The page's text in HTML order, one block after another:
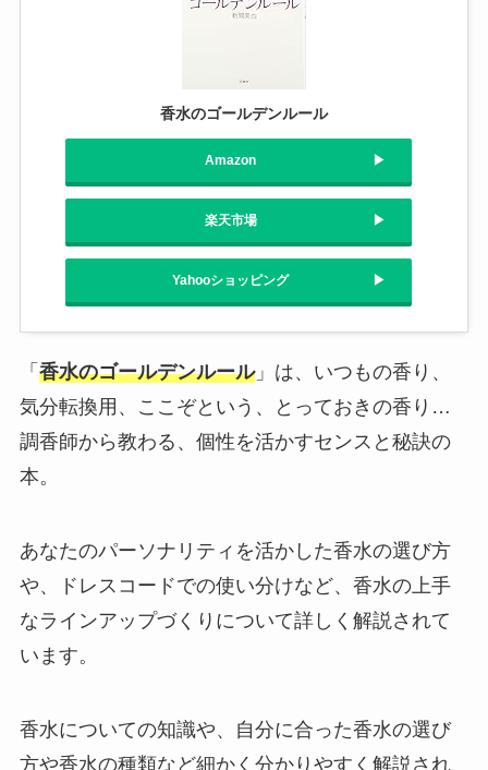
香水のゴールデンルール
Amazon
楽天市場
Yahooショッピング
「 香水のゴールデンルール」は、いつもの香り、
気分転換用、ここぞという、とっておきの香り…
調香師から教わる、個性を活かすセンスと秘訣の
本。
あなたのパーソナリティを活かした香水の選び方
や、ドレスコードでの使い分けなど、香水の上手
なラインアップづくりについて詳しく解説されて
います。
香水についての知識や、自分に合った香水の選び
方や香水の種類など細かく分かりやすく解説され